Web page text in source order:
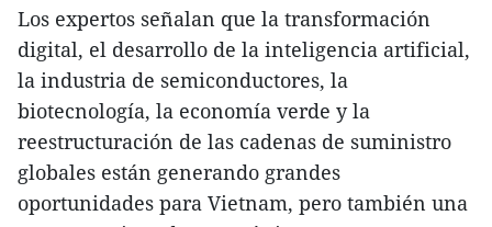
Los expertos señalan que la transformación
digital, el desarrollo de la inteligencia artificial,
la industria de semiconductores, la
biotecnología, la economía verde y la
reestructuración de las cadenas de suministro
globales están generando grandes
oportunidades para Vietnam, pero también una